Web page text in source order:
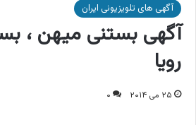
آگهی های تلویزیونی ایران
آگهی بستنی میهن ،
رویا
۲۵ می ۲۰۱۴ ۰